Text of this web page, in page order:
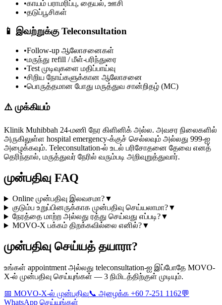
•காயம் பராமரிப்பு, தையல், ஊசி
•தடுப்பூசிகள்
📱 இவற்றுக்கு Teleconsultation
•Follow-up ஆலோசனைகள்
•மருந்து refill / மீள்-பரிந்துரை
•Test முடிவுகளை மதிப்பாய்வு
•சிறிய நோய்களுக்கான ஆலோசனை
•பொருத்தமான போது மருத்துவ சான்றிதழ் (MC)
⚠️ முக்கியம்
Klinik Muhibbah 24-மணி நேர கிளினிக் அல்ல. அவசர நிலைகளில்
அருகிலுள்ள hospital emergency-க்குச் செல்லவும் அல்லது 999-ஐ
அழைக்கவும். Teleconsultation-ல் உடல் பரிசோதனை தேவை எனத்
தெரிந்தால், மருத்துவர் நேரில் வரும்படி அறிவுறுத்துவார்.
முன்பதிவு FAQ
Online முன்பதிவு இலவசமா?▼
குடும்ப உறுப்பினருக்காக முன்பதிவு செய்யலாமா?▼
நேரத்தை மாற்ற அல்லது ரத்து செய்வது எப்படி?▼
MOVO-X பக்கம் திறக்கவில்லை எனில்?▼
முன்பதிவு செய்யத் தயாரா?
உங்கள் appointment அல்லது teleconsultation-ஐ இப்போதே MOVO-
X-ல் முன்பதிவு செய்யுங்கள் — 3 நிமிடத்திற்குள் முடியும்.
📅 MOVO-X-ல் முன்பதிவு📞 அழைக்க +60 7-251 1162💬
WhatsApp செய்யுங்கள்